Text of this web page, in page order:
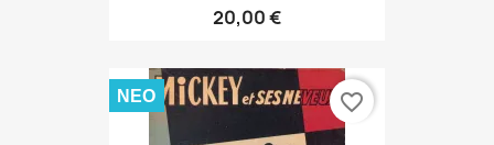
20,00 €
ΝΈΟ favorite_border